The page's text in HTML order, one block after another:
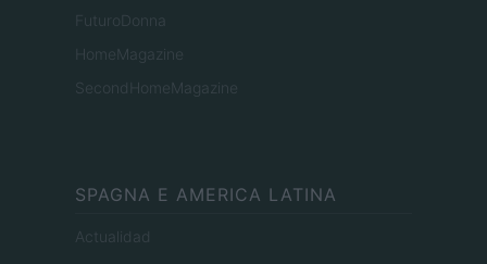
FuturoDonna
HomeMagazine
SecondHomeMagazine
SPAGNA E AMERICA LATINA
Actualidad